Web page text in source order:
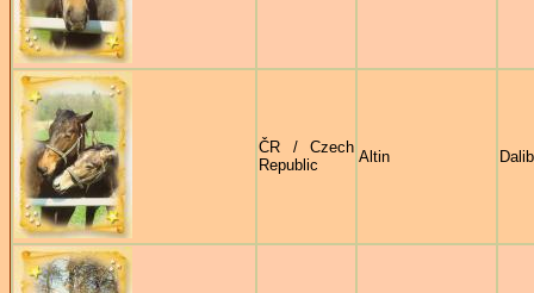
ČR / Czech
Republic
Altin